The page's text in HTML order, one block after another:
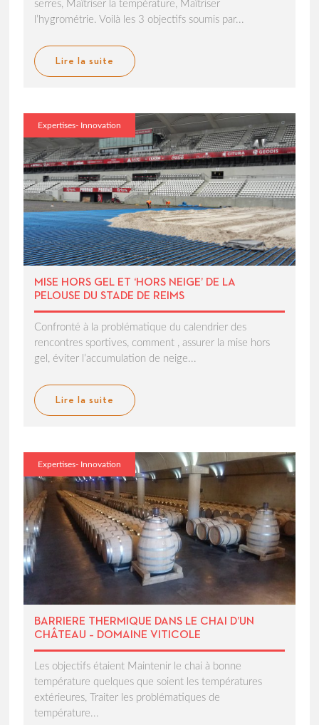
serres, Maîtriser la température, Maîtriser
l’hygrométrie. Voilà les 3 objectifs soumis par...
Lire la suite
Expertises- Innovation
MISE HORS GEL ET ‘HORS NEIGE’ DE LA
PELOUSE DU STADE DE REIMS
Confronté à la problématique du calendrier des
rencontres sportives, comment , assurer la mise hors
gel, éviter l’accumulation de neige...
Lire la suite
Expertises- Innovation
BARRIERE THERMIQUE DANS LE CHAI D’UN
CHÂTEAU – DOMAINE VITICOLE
Les objectifs étaient Maintenir le chai à bonne
température quelques que soient les températures
extérieures, Traiter les problématiques de
température...